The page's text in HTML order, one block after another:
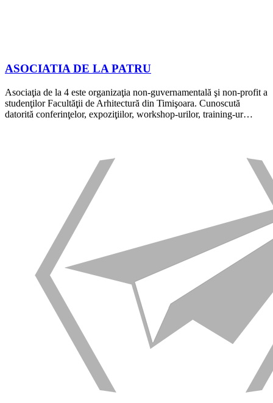
ASOCIATIA DE LA PATRU
Asociaţia de la 4 este organizaţia non-guvernamentală şi non-profit a
studenţilor Facultăţii de Arhitectură din Timişoara. Cunoscută
datorită conferinţelor, expoziţiilor, workshop-urilor, training-ur…